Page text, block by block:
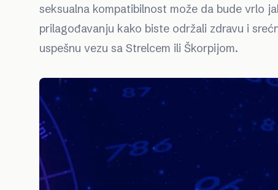
seksualna kompatibilnost može da bude vrlo
prilagođavanju kako biste održali zdravu i
uspešnu vezu sa Strelcem ili Škorpijom.